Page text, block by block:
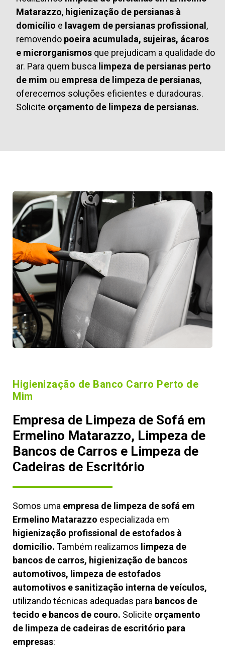
Matarazzo, higienização de persianas à
domicílio e lavagem de persianas profissional,
removendo poeira acumulada, sujeiras, ácaros
e microrganismos que prejudicam a qualidade do
ar. Para quem busca limpeza de persianas perto
de mim ou empresa de limpeza de persianas,
oferecemos soluções eficientes e duradouras.
Solicite orçamento de limpeza de persianas.
Higienização de Banco Carro Perto de
Mim
Empresa de Limpeza de Sofá em
Ermelino Matarazzo, Limpeza de
Bancos de Carros e Limpeza de
Cadeiras de Escritório
Somos uma empresa de limpeza de sofá em
Ermelino Matarazzo especializada em
higienização profissional de estofados à
domicílio. Também realizamos limpeza de
bancos de carros, higienização de bancos
automotivos, limpeza de estofados
automotivos e sanitização interna de veículos,
utilizando técnicas adequadas para bancos de
tecido e bancos de couro. Solicite orçamento
de limpeza de cadeiras de escritório para
empresas: